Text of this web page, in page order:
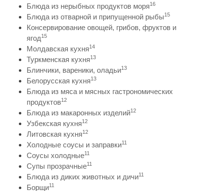
Блюда из нерыбных продуктов моря16
Блюда из отварной и припущенной рыбы15
Консервирование овощей, грибов, фруктов и
ягод15
Молдавская кухня14
Туркменская кухня13
Блинчики, вареники, оладьи13
Белорусская кухня13
Блюда из мяса и мясных гастрономических
продуктов12
Блюда из макаронных изделий12
Узбекская кухня12
Литовская кухня12
Холодные соусы и заправки11
Соусы холодные11
Супы прозрачные11
Блюда из диких животных и дичи11
Борщи11